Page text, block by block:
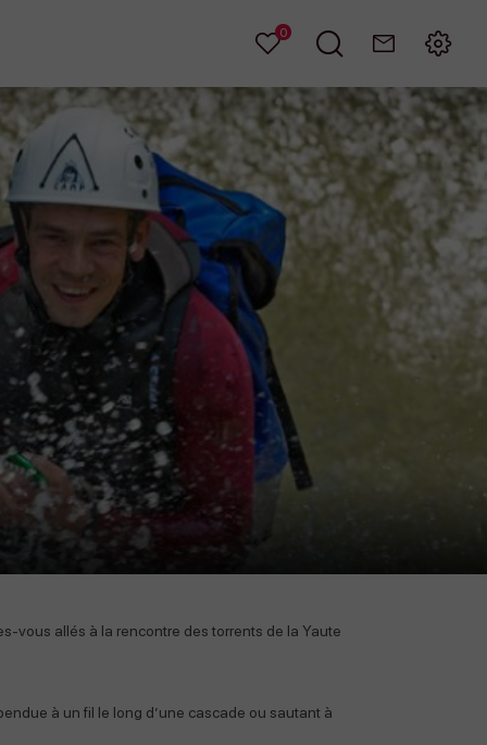
Mes
0
Je
ContactMenu
vous allés à la rencontre des torrents de la Yaute
à un fil le long d’une cascade ou sautant à